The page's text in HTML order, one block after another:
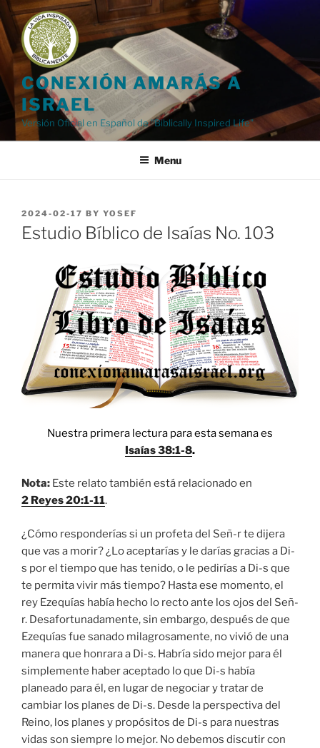
Skip
to
content
CONEXIÓN AMARÁS A
ISRAEL
Versión Oficial en Español de "Biblically Inspired Life"
Menu
POSTED
ON
2024-02-17 BY YOSEF
Estudio Bíblico de Isaías No. 103
Nuestra primera lectura para esta semana es
Isaías 38:1-8.
Nota: Este relato también está relacionado en
2 Reyes 20:1-11.
¿Cómo responderías si un profeta del Señ-r te dijera
que vas a morir? ¿Lo aceptarías y le darías gracias a Di-
s por el tiempo que has tenido, o le pedirías a Di-s que
te permita vivir más tiempo? Hasta ese momento, el
rey Ezequías había hecho lo recto ante los ojos del Señ-
r. Desafortunadamente, sin embargo, después de que
Ezequías fue sanado milagrosamente, no vivió de una
manera que honrara a Di-s. Habría sido mejor para él
simplemente haber aceptado lo que Di-s había
planeado para él, en lugar de negociar y tratar de
cambiar los planes de Di-s. Desde la perspectiva del
Reino, los planes y propósitos de Di-s para nuestras
vidas son siempre lo mejor. No debemos discutir con